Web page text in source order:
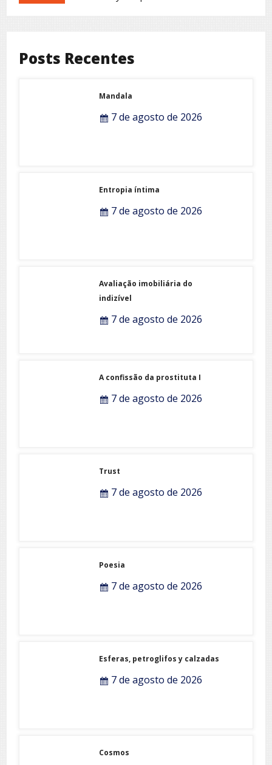
Posts Recentes
Mandala
7 de agosto de 2026
Entropia íntima
7 de agosto de 2026
Avaliação imobiliária do
indizível
7 de agosto de 2026
A confissão da prostituta I
7 de agosto de 2026
Trust
7 de agosto de 2026
Poesia
7 de agosto de 2026
Esferas, petroglifos y calzadas
7 de agosto de 2026
Cosmos